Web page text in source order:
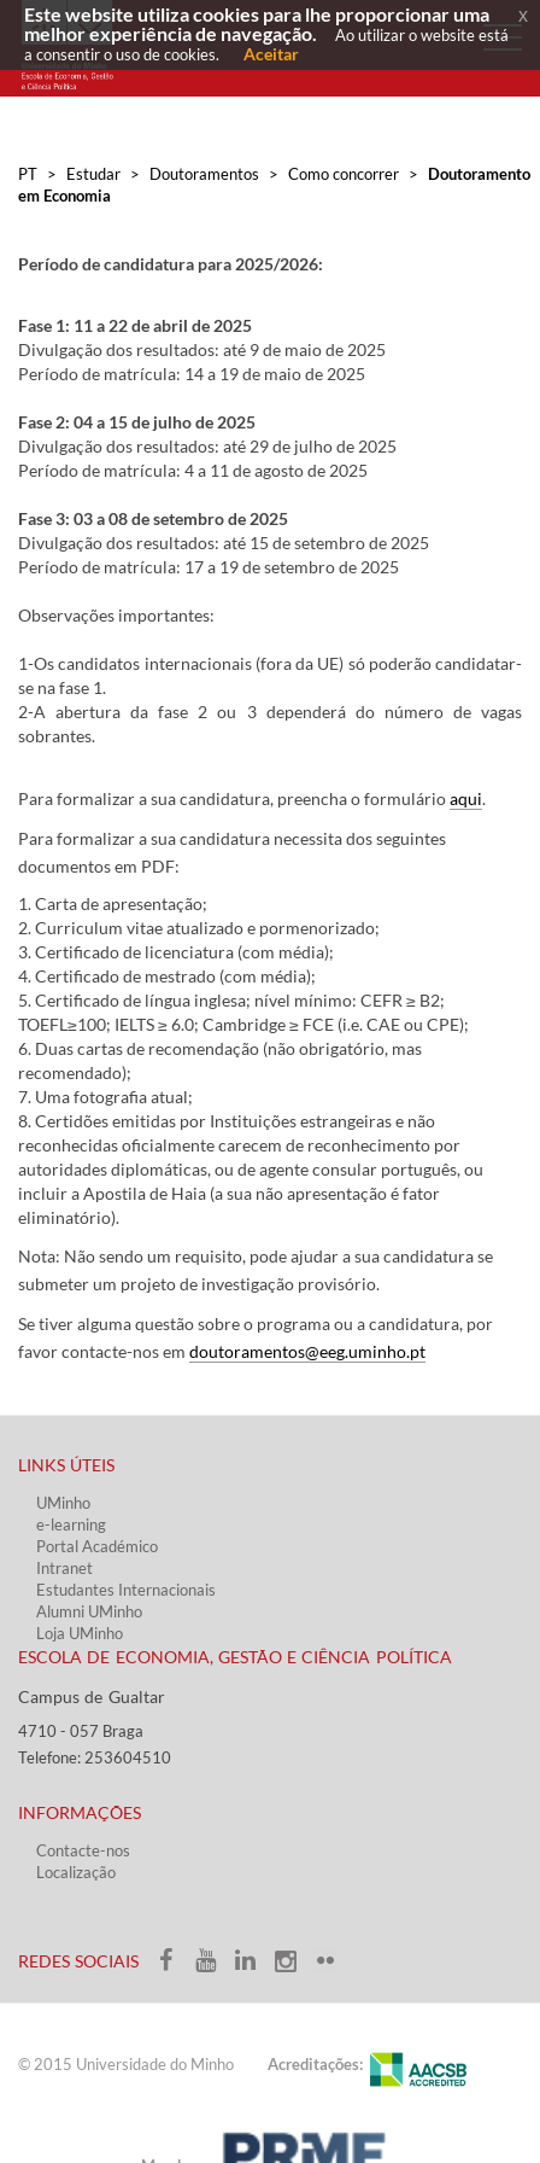
PT > Estudar > Doutoramentos > Como concorrer >
Doutoramento
em Economia
Período de candidatura para 2025/2026:
Fase 1: 11 a 22 de abril de 2025
Divulgação dos resultados: até 9 de maio de 2025
Período de matrícula: 14 a 19 de maio de 2025
Fase 2: 04 a 15 de julho de 2025
Divulgação dos resultados: até 29 de julho de 2025
Período de matrícula: 4 a 11 de agosto de 2025
Fase 3: 03 a 08 de setembro de 2025
Divulgação dos resultados: até 15 de setembro de 2025
Período de matrícula: 17 a 19 de setembro de 2025
Observações importantes:
1-Os candidatos internacionais (fora da UE) só poderão candidatar-
se na fase 1.
2-A abertura da fase 2 ou 3 dependerá do número de vagas
sobrantes.
Para formalizar a sua candidatura, preencha o formulárioaqui.
Para formalizar a sua candidatura necessita dos seguintes
documentos em PDF:​
1. Carta de apresentação;
2. Curriculum vitae atualizado e pormenorizado​;
3. Certificado de licenciatura (com média);
4. Certificado de mestrado (com média);
5. Certificado de língua inglesa; nível mínimo: CEFR ≥ B2;
TOEFL≥100; IELTS ≥ 6.0; Cambridge ≥ FCE (i.e. CAE ou CPE);
6. Duas cartas de recomendação (não obrigatório, mas
recomendado);
7. Uma fotografia atual​;
8. Certidões emitidas por Instituições estrangeiras e não
reconhecidas oficialmente carecem de reconhecimento por
autoridades diplomáticas, ou de agente consular português, ou
incluir a Apostila de Haia (a sua não apresentação é fator
eliminatório).
Nota: Não sendo um requisito, pode ajudar a sua candidatura se
submeter um projeto de investigação provisório.
Se tiver alguma questão sobre o programa ou a candidatura, por
favor contacte-nos em doutoramentos@eeg.uminho.pt​​​​
LINKS ÚTEIS​
UMinho
e-learning
Portal Académico
Intranet
Estudantes Inter​​nacionais
Alumni UMinho
Loja UMinho
ESCOLA DE ECONOMIA, GESTÃO E CIÊNCIA POLÍTICA
Campus de Gualtar ​​
4710 - ​057 Braga
Telefone: 253604510​​
INFORMAÇÕES
Contacte-nos
Localização
​REDES SOCIAIS​​
© 2015 Universidade do ​Minho​​​ Acreditações:
Este website utiliza cookies para lhe proporcionar uma
melhor experiência de navegação.
Ao utilizar o website está
a consentir o uso de cookies.
Aceitar
x